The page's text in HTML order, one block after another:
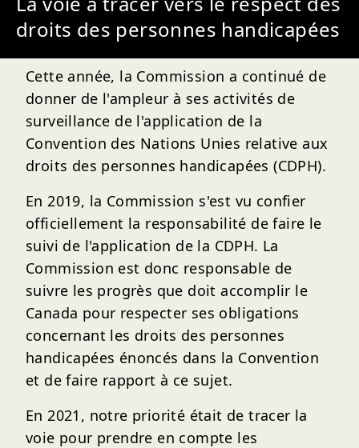
droits des personnes handicapées
Cette année, la Commission a continué de
donner de l'ampleur à ses activités de
surveillance de l'application de la
Convention des Nations Unies relative aux
droits des personnes handicapées (CDPH).
En 2019, la Commission s'est vu confier
officiellement la responsabilité de faire le
suivi de l'application de la CDPH. La
Commission est donc responsable de
suivre les progrès que doit accomplir le
Canada pour respecter ses obligations
concernant les droits des personnes
handicapées énoncés dans la Convention
et de faire rapport à ce sujet.
En 2021, notre priorité était de tracer la
voie pour prendre en compte les